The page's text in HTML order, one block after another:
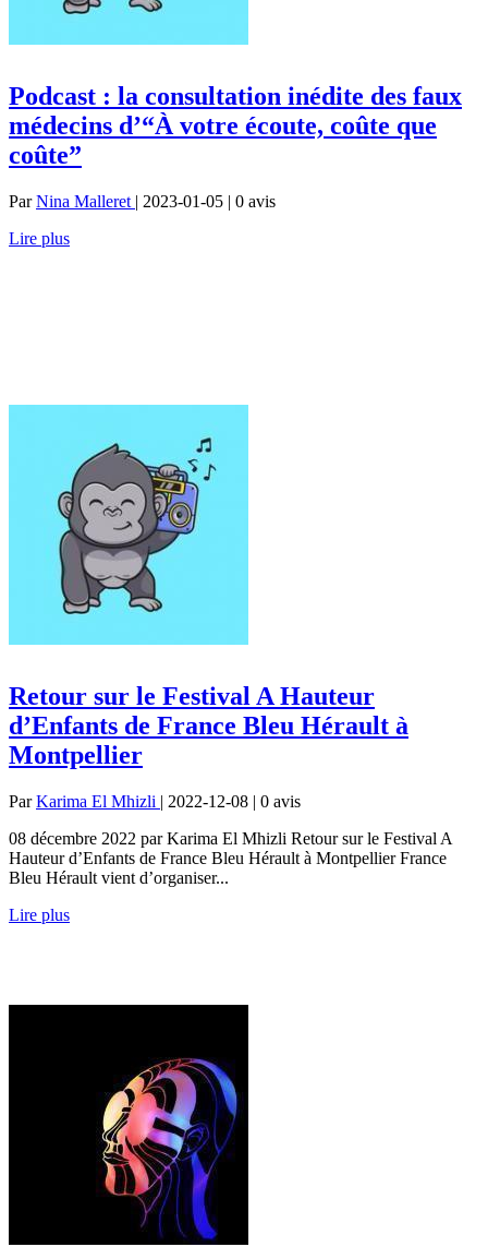
Podcast : la consultation inédite des faux
médecins d’“À votre écoute, coûte que
coûte”
ParNina Malleret | 2023-01-05 | 0 avis
Lire plus
Retour sur le Festival A Hauteur
d’Enfants de France Bleu Hérault à
Montpellier
ParKarima El Mhizli | 2022-12-08 | 0 avis
08 décembre 2022 par Karima El Mhizli Retour sur le Festival A
Hauteur d’Enfants de France Bleu Hérault à Montpellier France
Bleu Hérault vient d’organiser...
Lire plus